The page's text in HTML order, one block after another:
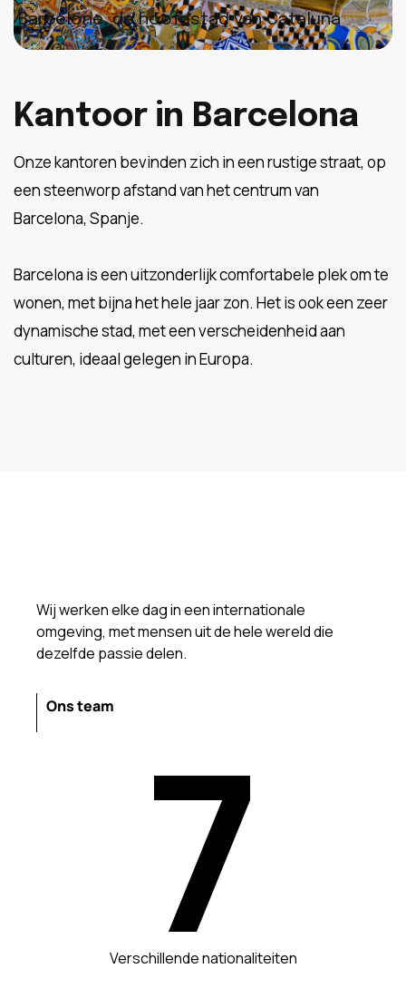
Barcelone, de hoofdstad van Cataluña
Kantoor in Barcelona
Onze kantoren bevinden zich in een rustige straat, op
een steenworp afstand van het centrum van
Barcelona, Spanje.
Barcelona is een uitzonderlijk comfortabele plek om te
wonen, met bijna het hele jaar zon. Het is ook een zeer
dynamische stad, met een verscheidenheid aan
culturen, ideaal gelegen in Europa.
Wij werken elke dag in een internationale
omgeving, met mensen uit de hele wereld die
dezelfde passie delen.
Ons team 7
Verschillende nationaliteiten